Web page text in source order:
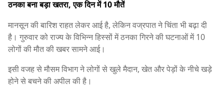
ठनका बना बड़ा खतरा, एक दिन में 10 मौतें
मानसून की बारिश राहत लेकर आई है, लेकिन वज्रपात ने चिंता भी बढ़ा दी
है। गुरुवार को राज्य के विभिन्न हिस्सों में ठनका गिरने की घटनाओं में 10
लोगों की मौत की खबर सामने आई।
इसी वजह से मौसम विभाग ने लोगों से खुले मैदान, खेत और पेड़ों के नीचे खड़े
होने से बचने की अपील की है।